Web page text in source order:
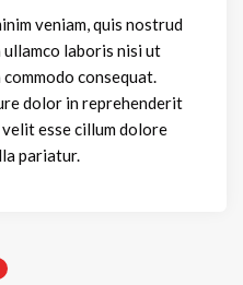
veniam, quis nostrud
laboris nisi ut
consequat.
dolor in reprehenderit
esse cillum dolore
pariatur.